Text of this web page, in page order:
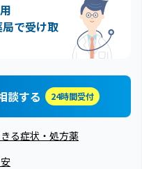
で受け取
談する 24時間受付
る症状・処方薬